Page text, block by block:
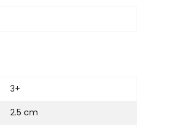
3+
2.5 cm